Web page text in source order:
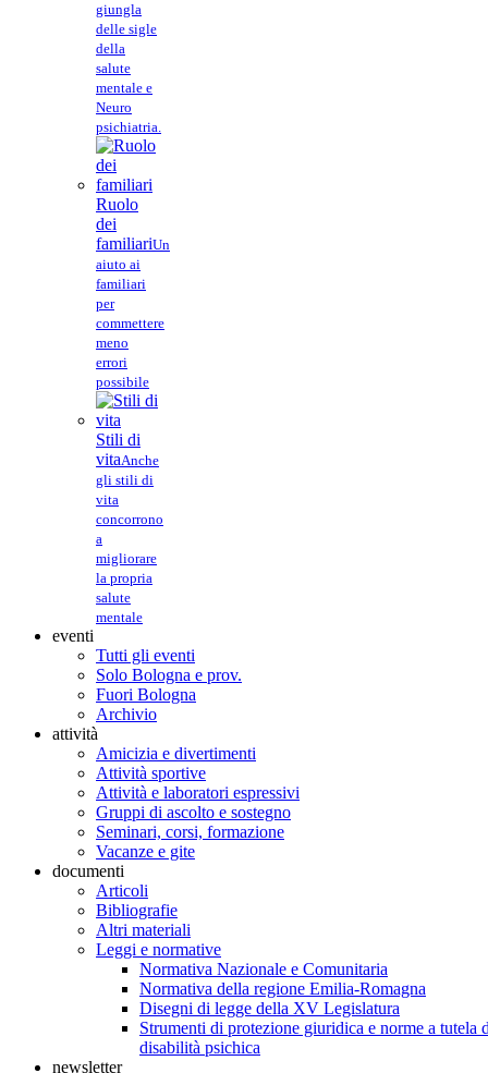
giungla
delle sigle
della
salute
mentale e
Neuro
psichiatria.
Ruolo
dei
familiariUn
aiuto ai
familiari
per
commettere
meno
errori
possibile
Stili di
vitaAnche
gli stili di
vita
concorrono
a
migliorare
la propria
salute
mentale
eventi
Tutti gli eventi
Solo Bologna e prov.
Fuori Bologna
Archivio
attività
Amicizia e divertimenti
Attività sportive
Attività e laboratori espressivi
Gruppi di ascolto e sostegno
Seminari, corsi, formazione
Vacanze e gite
documenti
Articoli
Bibliografie
Altri materiali
Leggi e normative
Normativa Nazionale e Comunitaria
Normativa della regione Emilia-Romagna
Disegni di legge della XV Legislatura
Strumenti di protezione giuridica e norme a tutela
disabilità psichica
newsletter